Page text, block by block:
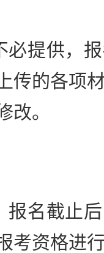
提供，报
传的各项
改。
名截止后
考资格进